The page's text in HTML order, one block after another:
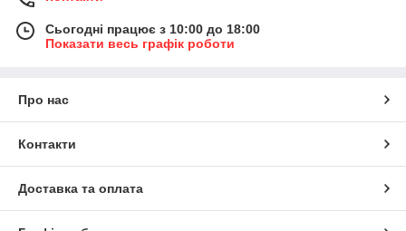
Сьогодні працює з 10:00 до 18:00
Показати весь графік роботи
Про нас
Контакти
Доставка та оплата